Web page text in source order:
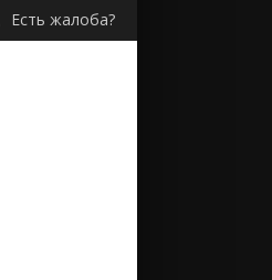
Есть жалоба?